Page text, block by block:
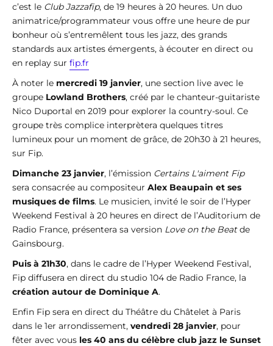
c’est le Club Jazzafip, de 19 heures à 20 heures. Un duo
animatrice/programmateur vous offre une heure de pur
bonheur où s’entremêlent tous les jazz, des grands
standards aux artistes émergents, à écouter en direct ou
en replay sur fip.fr
À noter le mercredi 19 janvier, une section live avec le
groupe Lowland Brothers, créé par le chanteur-guitariste
Nico Duportal en 2019 pour explorer la country-soul. Ce
groupe très complice interprètera quelques titres
lumineux pour un moment de grâce, de 20h30 à 21 heures,
sur Fip.
Dimanche 23 janvier, l’émission Certains L'aiment Fip
sera consacrée au compositeur Alex Beaupain et ses
musiques de films. Le musicien, invité le soir de l’Hyper
Weekend Festival à 20 heures en direct de l’Auditorium de
Radio France, présentera sa version Love on the Beatde
Gainsbourg.
Puis à 21h30, dans le cadre de l’Hyper Weekend Festival,
Fip diffusera en direct du studio 104 de Radio France, la
création autour de Dominique A.
Enfin Fip sera en direct du Théâtre du Châtelet à Paris
dans le 1er arrondissement, vendredi 28 janvier, pour
fêter avec vous les 40 ans du célèbre club jazz le Sunset